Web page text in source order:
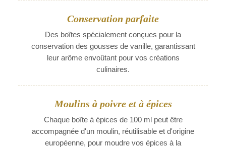
Conservation parfaite
Des boîtes spécialement conçues pour la
conservation des gousses de vanille, garantissant
leur arôme envoûtant pour vos créations
culinaires.
Moulins à poivre et à épices
Chaque boîte à épices de 100 ml peut être
accompagnée d'un moulin, réutilisable et d'origine
européenne, pour moudre vos épices à la